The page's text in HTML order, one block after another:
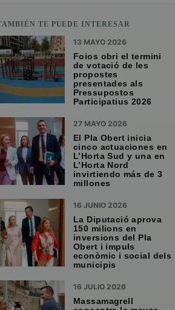
TE PUEDE INTERESAR
13 MAYO 2026
Foios obri el termini
de votació de les
propostes
presentades als
Pressupostos
Participatius 2026
27 MAYO 2026
El Pla Obert inicia
cinco actuaciones en
L’Horta Sud y una en
L’Horta Nord
invirtiendo más de 3
millones
16 JUNIO 2026
La Diputació aprova
150 milions en
inversions del Pla
Obert i impuls
econòmic i social dels
municipis
16 JULIO 2026
Massamagrell